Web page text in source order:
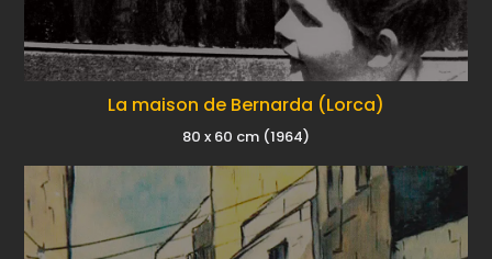
La maison de Bernarda (Lorca)
80 x 60 cm (1964)